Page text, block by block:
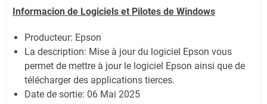
Informacion de Logiciels et Pilotes de Windows
Producteur: Epson
La description: Mise à jour du logiciel Epson vous
permet de mettre à jour le logiciel Epson ainsi que de
télécharger des applications tierces.
Date de sortie: 06 Mai 2025